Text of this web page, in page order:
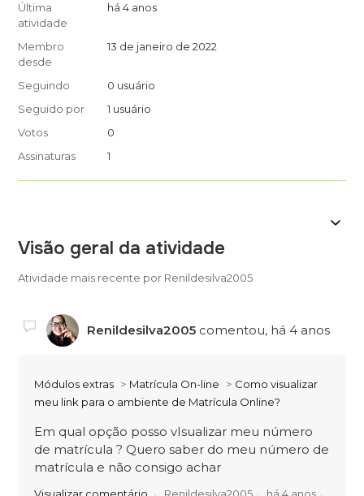
Última
atividade
há 4 anos
Membro
desde
13 de janeiro de 2022
Seguindo
0 usuário
Seguido por
1 usuário
Votos
0
Assinaturas
1
Visão geral da atividade
Atividade mais recente por Renildesilva2005
Renildesilva2005 comentou, há 4 anos
Módulos extras Matrícula On-line
Como visualizar
meu link para o ambiente de Matrícula Online?
Em qual opção posso vIsualizar meu número
de matrícula ? Quero saber do meu número de
matrícula e não consigo achar